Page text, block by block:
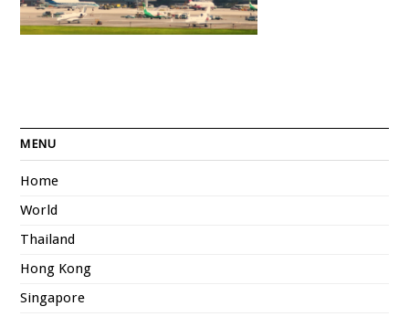
MENU
Home
World
Thailand
Hong Kong
Singapore